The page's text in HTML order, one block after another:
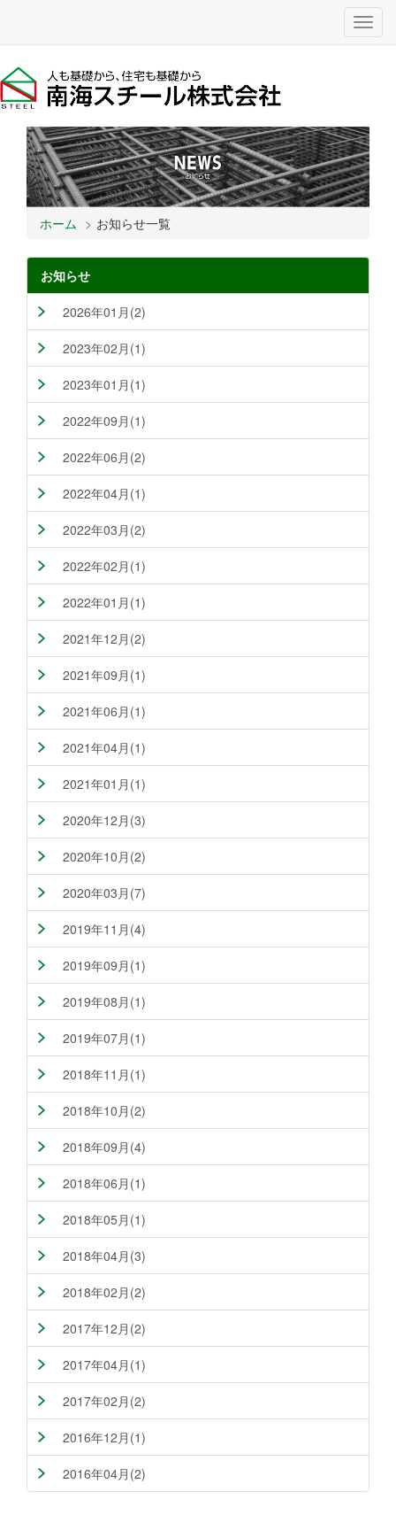
ホーム お知らせ一覧
お知らせ
2026年01月(2)
2023年02月(1)
2023年01月(1)
2022年09月(1)
2022年06月(2)
2022年04月(1)
2022年03月(2)
2022年02月(1)
2022年01月(1)
2021年12月(2)
2021年09月(1)
2021年06月(1)
2021年04月(1)
2021年01月(1)
2020年12月(3)
2020年10月(2)
2020年03月(7)
2019年11月(4)
2019年09月(1)
2019年08月(1)
2019年07月(1)
2018年11月(1)
2018年10月(2)
2018年09月(4)
2018年06月(1)
2018年05月(1)
2018年04月(3)
2018年02月(2)
2017年12月(2)
2017年04月(1)
2017年02月(2)
2016年12月(1)
2016年04月(2)